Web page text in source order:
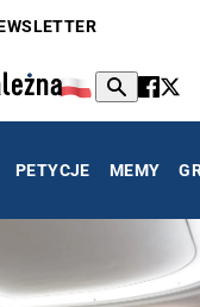
PETYCJE MEMY